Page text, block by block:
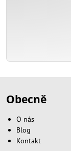
Obecně
O nás
Blog
Kontakt